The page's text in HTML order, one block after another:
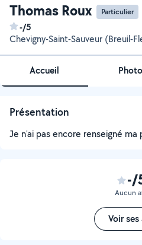
Thomas Roux Particulier
-/5
Chevigny-Saint-Sauveur (Breuil-
Accueil
Présentation
Je n'ai pas encore renseigné
-/
Aucun
Voir ses